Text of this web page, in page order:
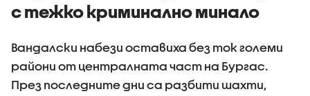
с тежко криминално минало
Вандалски набези оставиха без ток големи
райони от централната част на Бургас.
През последните дни са разбити шахти,